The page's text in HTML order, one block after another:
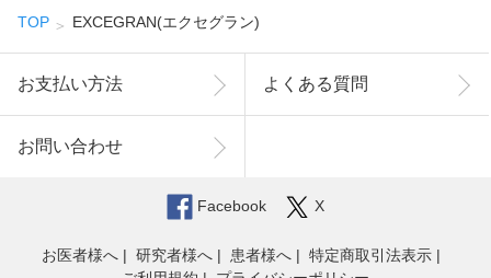
TOP EXCEGRAN(エクセグラン)
お支払い方法 よくある質問
お問い合わせ
Facebook X
お医者様へ 研究者様へ 患者様へ
特定商取引法表示